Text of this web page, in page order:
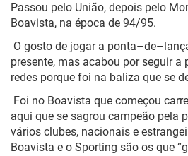
Passou pelo União, depois pelo
Boavista, na época de 94/95.
O gosto de jogar a ponta–de–
presente, mas acabou por seguir a
redes porque foi na baliza que se
Foi no Boavista que começou
aqui que se sagrou campeão pela
vários clubes, nacionais e
Boavista e o Sporting são os que